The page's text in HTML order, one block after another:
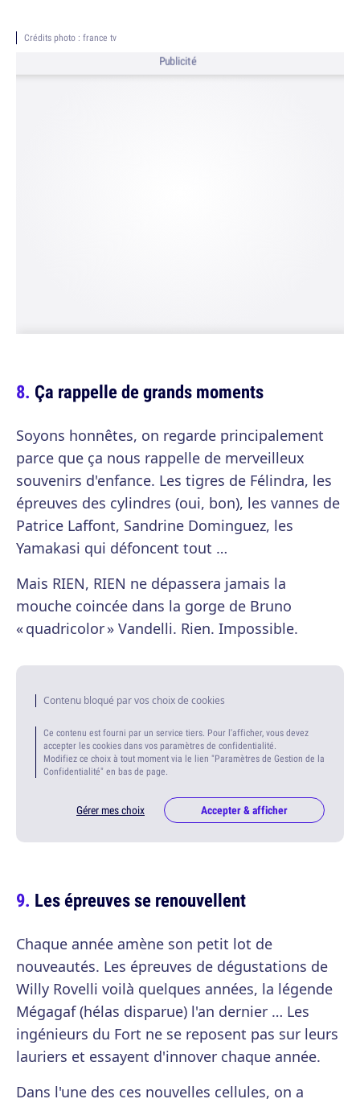
Crédits photo : france tv
Publicité
Ça rappelle de grands moments
Soyons honnêtes, on regarde principalement
parce que ça nous rappelle de merveilleux
souvenirs d'enfance. Les tigres de Félindra, les
épreuves des cylindres (oui, bon), les vannes de
Patrice Laffont, Sandrine Dominguez, les
Yamakasi qui défoncent tout …
Mais RIEN, RIEN ne dépassera jamais la
mouche coincée dans la gorge de Bruno
« quadricolor » Vandelli. Rien. Impossible.
Contenu bloqué par vos choix de cookies
Ce contenu est fourni par un service tiers. Pour l'afficher, vous devez
accepter les cookies dans vos paramètres de confidentialité.
Modifiez ce choix à tout moment via le lien "Paramètres de Gestion de la
Confidentialité" en bas de page.
Gérer mes choix Accepter & afficher
Les épreuves se renouvellent
Chaque année amène son petit lot de
nouveautés. Les épreuves de dégustations de
Willy Rovelli voilà quelques années, la légende
Mégagaf (hélas disparue) l'an dernier … Les
ingénieurs du Fort ne se reposent pas sur leurs
lauriers et essayent d'innover chaque année.
Dans l'une des ces nouvelles cellules, on a